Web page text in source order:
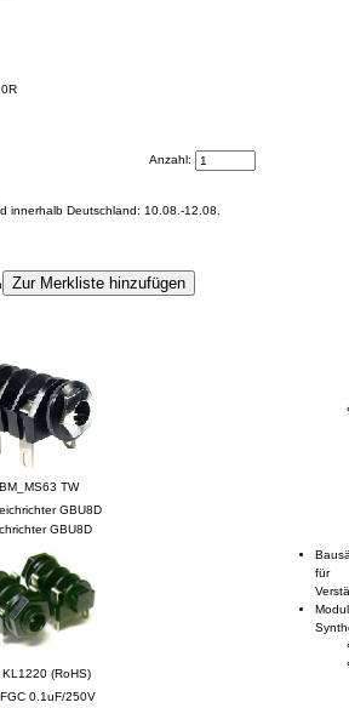
Anzahl:
innerhalb Deutschland: 10.08.-12.08.
Zur Merkliste hinzufügen
TW
GBU8D
KL1220 (RoHS)
für